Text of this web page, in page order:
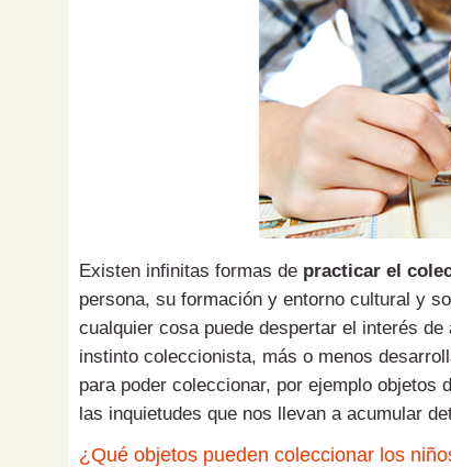
Existen infinitas formas de practicar el
persona, su formación y entorno cultural y
cualquier cosa puede despertar el interés
instinto coleccionista, más o menos
para poder coleccionar, por ejemplo
las inquietudes que nos llevan a acumular
¿Qué objetos pueden coleccionar los